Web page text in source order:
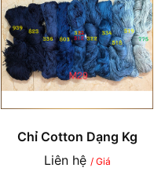
Chỉ Cotton Dạng Kg
Liên hệ / Giá